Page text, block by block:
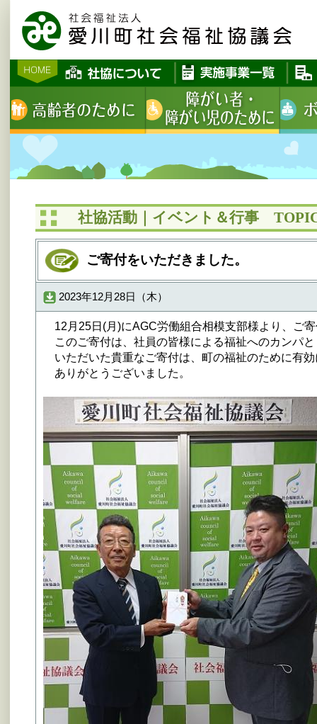
社協活動｜イベント＆行事
ご寄付をいただきました。
2023年12月28日（木）
12月25日(月)にAGC労働組合相模支部様より、ご
このご寄付は、社員の皆様による福祉へのカンパ
いただいた貴重なご寄付は、町の福祉のために有
ありがとうございました。